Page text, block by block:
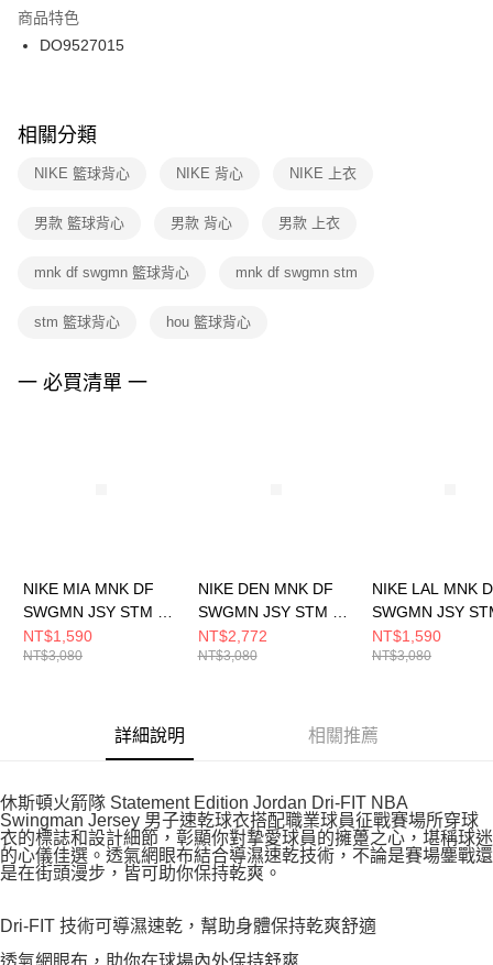
２．訂單成立數日內，您將收到繳費通知簡訊。
３．收到繳費通知簡訊後14天內，點擊此簡訊中的連結，可透過四大超商／
ATM／網路銀行／等多元方式進行付款，方視為交易完成。
※ 交易是否成功請以「AFTEE先享後付 」之結帳頁面顯示為準，若有關於
是否繳費成功／繳費後需取消欲退款等相關疑問，請聯繫「AFTEE先享後付
客戶支援中心」 https://netprotections.freshdesk.com/support/home
１．透過由恩沛科技股份有限公司提供之「AFTEE先享後付」服務完成之交
權轉讓予恩沛科技股份有限公司。
３．未成年的使用者請事先徵得法定代理人或監護人之同意方可使用
４．使用「AFTEE先享後付」時，將依據個別帳號之用戶狀況，依本公司即
付款後門市自取
每筆NT$100，滿NT$1,500(含以上)免運費
商品特色
DO9527015
相關分類
NIKE 籃球背心 NIKE 背心 NIKE 上衣
男款 籃球背心 男款 背心 男款 上衣
mnk df swgmn 籃球背心 mnk df swgmn stm
stm 籃球背心 hou 籃球背心
一 必買清單 一
NIKE MIA MNK DF
SWGMN JSY STM 22
男 籃球背心
DO9532608
NT$1,590
NT$3,080
NIKE DEN MNK DF
SWGMN JSY STM 22
男 籃球背心
DO9524496
NT$2,772
NT$3,080
NIKE LAL MNK
SWGMN JSY
男 籃球背心
DO9530508
NT$1,590
NT$3,080
詳細說明 相關推薦
休斯頓火箭隊 Statement Edition Jordan Dri-FIT NBA
Swingman Jersey 男子速乾球衣搭配職業球員征戰賽場所穿球
衣的標誌和設計細節，彰顯你對摯愛球員的擁躉之心，堪稱球迷
的心儀佳選。透氣網眼布結合導濕速乾技術，不論是賽場鏖戰還
是在街頭漫步，皆可助你保持乾爽。
Dri-FIT 技術可導濕速乾，幫助身體保持乾爽舒適
透氣網眼布，助你在球場內外保持舒爽